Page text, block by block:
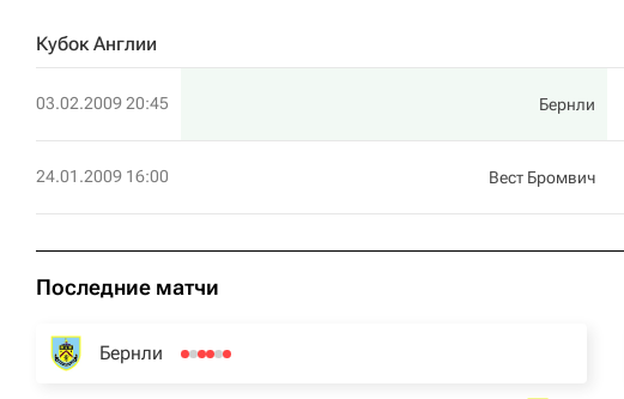
Кубок Англии
03.02.2009 20:45 Бернли
24.01.2009 16:00 Вест Бромвич
Последние матчи
Бернли